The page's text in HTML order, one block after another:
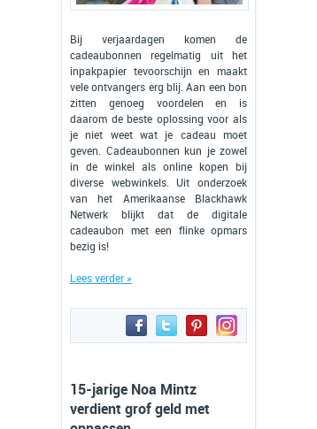
Bij verjaardagen komen de
cadeaubonnen regelmatig uit het
inpakpapier tevoorschijn en maakt
vele ontvangers erg blij. Aan een bon
zitten genoeg voordelen en is
daarom de beste oplossing voor als
je niet weet wat je cadeau moet
geven. Cadeaubonnen kun je zowel
in de winkel als online kopen bij
diverse webwinkels. Uit onderzoek
van het Amerikaanse Blackhawk
Netwerk blijkt dat de digitale
cadeaubon met een flinke opmars
bezig is!
Lees verder »
15-jarige Noa Mintz
verdient grof geld met